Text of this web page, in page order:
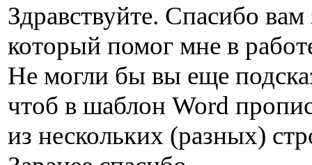
Здравствуйте. Спасибо вам
который помог мне в
Не могли бы вы еще
чтоб в шаблон Word
из нескольких (разных)